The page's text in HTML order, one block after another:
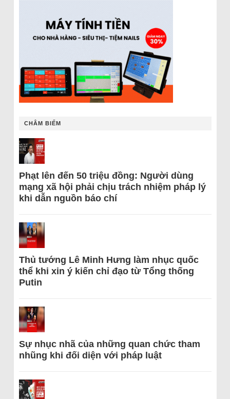
CHÂM BIẾM
Phạt lên đến 50 triệu đồng: Người dùng
mạng xã hội phải chịu trách nhiệm pháp lý
khi dẫn nguồn báo chí
Thủ tướng Lê Minh Hưng làm nhục quốc
thể khi xin ý kiến chỉ đạo từ Tổng thống
Putin
Sự nhục nhã của những quan chức tham
nhũng khi đối diện với pháp luật